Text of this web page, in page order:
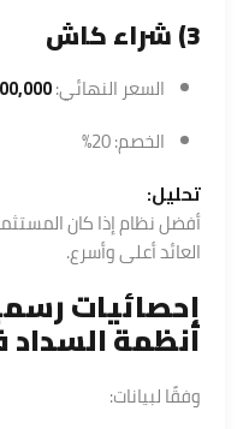
3) شراء كاش
السعر النهائي:
الخصم: 20%
تحليل:
أفضل نظام إذا كان المستثمر سيبيع
العائد أعلى وأسرع.
إحصائيات
أنظمة
وفقًا لبيانات: